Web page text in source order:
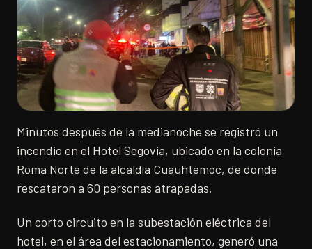
Minutos después de la medianoche se registró un
incendio en el Hotel Segovia, ubicado en la colonia
Roma Norte de la alcaldía Cuauhtémoc, de donde
rescataron a 60 personas atrapadas.
Un corto circuito en la subestación eléctrica del
hotel, en el área del estacionamiento, generó una